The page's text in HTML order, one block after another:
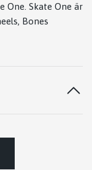
One. Skate One är
Bones